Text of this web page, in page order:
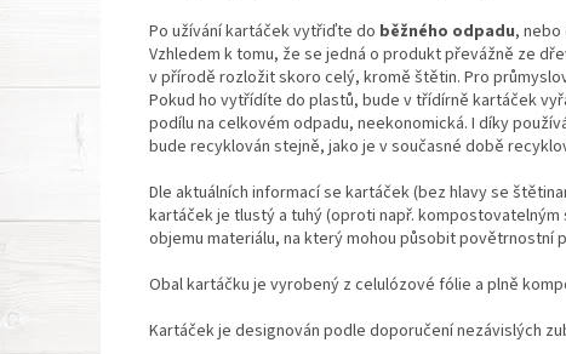
Po užívání kartáček vytřiďte do běžného odpadu, nebo
Vzhledem k tomu, že se jedná o produkt převážně ze
v přírodě rozložit skoro celý, kromě štětin. Pro
Pokud ho vytřídíte do plastů, bude v třídírně kartáček
podílu na celkovém odpadu, neekonomická. I díky
bude recyklován stejně, jako je v současné době
Dle aktuálních informací se kartáček (bez hlavy se
kartáček je tlustý a tuhý (oproti např.
objemu materiálu, na který mohou působit povětrnostní
Obal kartáčku je vyrobený z celulózové fólie a plně
Kartáček je designován podle doporučení nezávislých